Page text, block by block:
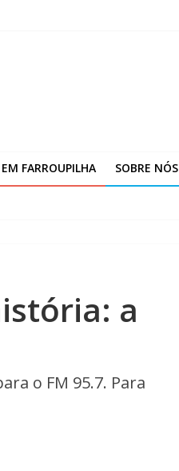
de 2024
FARROUPILHA SOBRE NÓS
a
o FM 95.7. Para